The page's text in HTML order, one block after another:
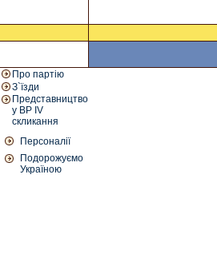
Про партію
З`їзди
Представництво
у ВР IV
скликання
Персоналії
Подорожуємо
Україною